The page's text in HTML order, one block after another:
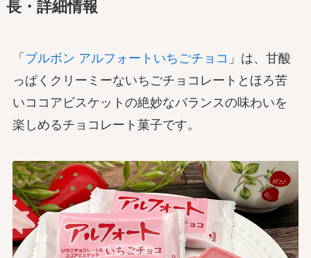
長・詳細情報
「 ブルボン アルフォートいちごチョコ 」は、甘酸
っぱくクリーミーないちごチョコレートとほろ苦
いココアビスケットの絶妙なバランスの味わいを
楽しめるチョコレート菓子です。